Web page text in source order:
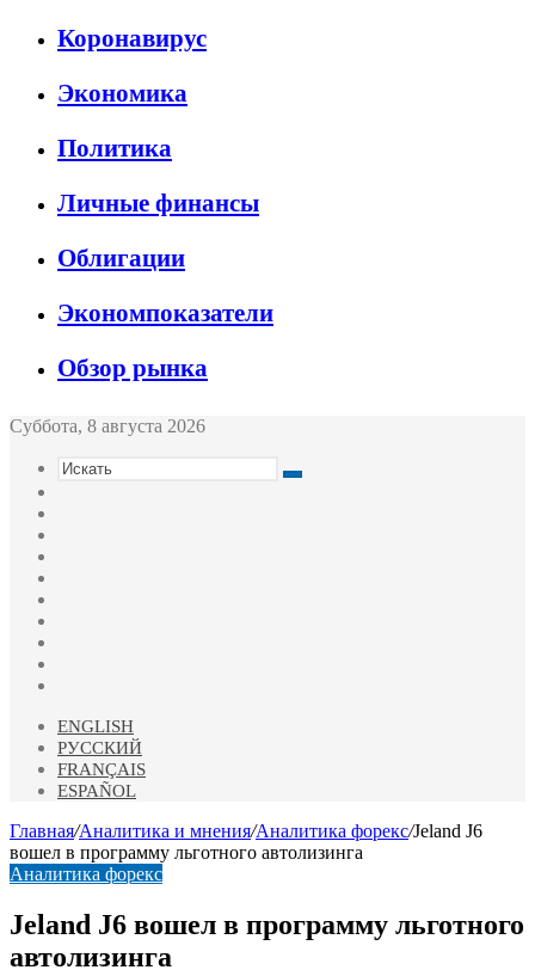
Коронавирус
Экономика
Политика
Личные финансы
Облигации
Экономпоказатели
Обзор рынка
Суббота, 8 августа 2026
Искать
ENGLISH
РУССКИЙ
FRANÇAIS
ESPAÑOL
Главная/Аналитика и мнения/Аналитика форекс/Jeland J6
вошел в программу льготного автолизинга
Аналитика форекс
Jeland J6 вошел в программу льготного
автолизинга